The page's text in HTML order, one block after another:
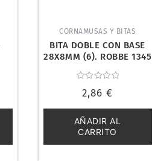
CORNAMUSAS Y BITAS
BITA DOBLE CON BASE
28X8MM (6). ROBBE 1345
con
de
5
2,86€
AÑADIR AL
CARRITO